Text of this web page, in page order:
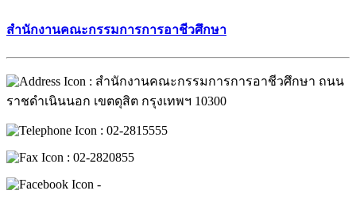
สำนักงานคณะกรรมการการอาชีวศึกษา
: สำนักงานคณะกรรมการการอาชีวศึกษา ถนน
ราชดำเนินนอก เขตดุสิต กรุงเทพฯ 10300
: 02-2815555
: 02-2820855
-